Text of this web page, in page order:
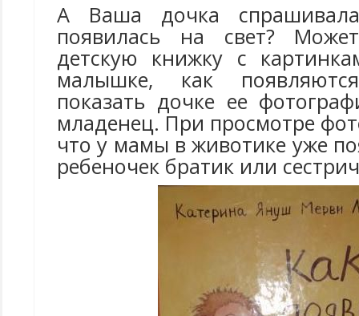
А Ваша дочка
появилась на свет?
детскую книжку с
малышке, как
показать дочке ее
младенец. При просмотре
что у мамы в животике уже
ребеночек братик или